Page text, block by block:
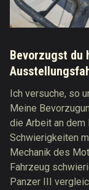
Bevorzugst du
Ich versuche, so
Meine
die Arbeit an dem
Schwierigkeiten
Mechanik des
Fahrzeug
Panzer III